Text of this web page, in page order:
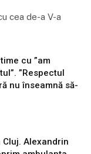
cea de-a V-a
cu ”am
”Respectul
nu înseamnă să-
Alexandrin